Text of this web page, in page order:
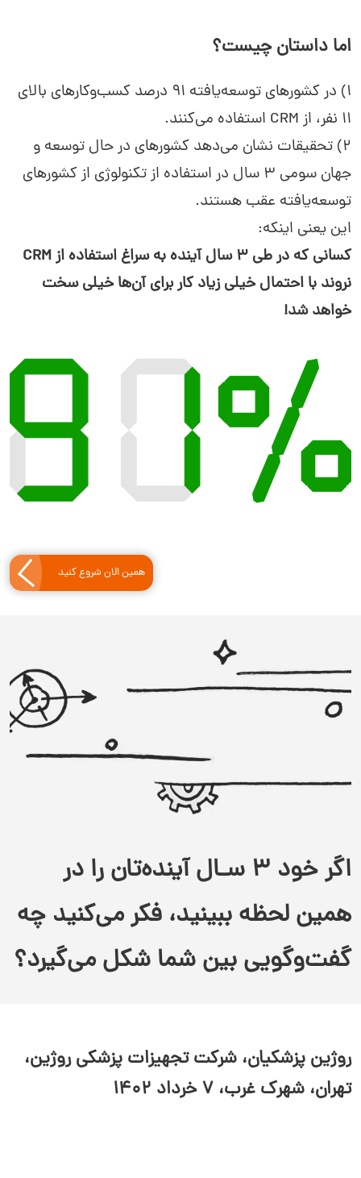
اما داستان چیست؟
1) در کشورهای توسعه‌یافته ۹۱ درصد کسب‌وکارهای بالای
11 نفر، از
CRM استفاده می‌کنند.
2) تحقیقات نشان می‌دهد کشورهای در حال توسعه و
جهان سومی ۳ سال در استفاده از تکنولوژی از کشورهای
توسعه‌یافته عقب هستند.
این یعنی اینکه:
کسانی که در طی ۳ سال آینده به سراغ استفاده از CRM
نروند با احتمال خیلی زیاد کار برای آن‌ها خیلی سخت
خواهد شد!
همین الان شروع کنید
اگر خود ۳ سـال آینده‌تان را در
همین لحظه ببینید، فکر می‌کنید چه
گفت‌وگویی بین‌ شما شکل می‌گیرد؟
روژین پزشکیان، شرکت تجهیزات پزشکی روژین،
تهران، شهرک غرب، ۷ خرداد ۱۴۰۲